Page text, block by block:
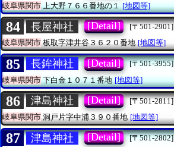
岐阜県関市上大野７６６番地の１ [地図等]
84 長屋神社 [Detail]
[〒501-2901]
岐阜県関市板取字津井谷３６２０番地 [地図等]
85 長鉾神社 [Detail]
[〒501-3955]
岐阜県関市下白金１０７１番地 [地図等]
86 津島神社 [Detail]
[〒501-2811]
岐阜県関市 洞戸片字中浦３９０番地 [地図等]
87 津島神社 [Detail]
[〒501-2802]